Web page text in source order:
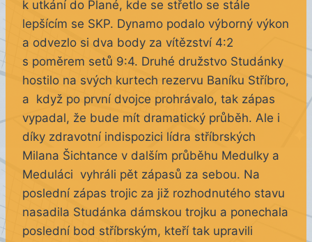
k utkání do Plané, kde se střetlo se stále
lepšícím se SKP. Dynamo podalo výborný výkon
a odvezlo si dva body za vítězství 4:2
s poměrem setů 9:4. Druhé družstvo Studánky
hostilo na svých kurtech rezervu Baníku Stříbro,
a když po první dvojce prohrávalo, tak zápas
vypadal, že bude mít dramatický průběh. Ale i
díky zdravotní indispozici lídra stříbrských
Milana Šichtance v dalším průběhu Medulky a
Meduláci vyhráli pět zápasů za sebou. Na
poslední zápas trojic za již rozhodnutého stavu
nasadila Studánka dámskou trojku a ponechala
poslední bod stříbrským, kteří tak upravili